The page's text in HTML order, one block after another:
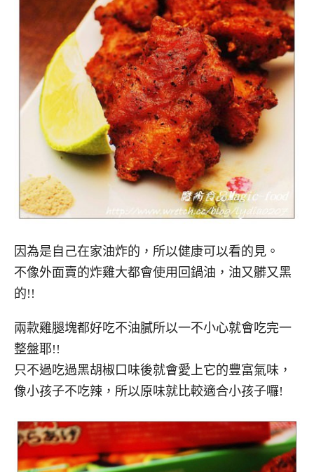
因為是自己在家油炸的，所以健康可以看的見。
不像外面賣的炸雞大都會使用回鍋油，油又髒又黑
的!!
兩款雞腿塊都好吃不油膩所以一不小心就會吃完一
整盤耶!!
只不過吃過黑胡椒口味後就會愛上它的豐富氣味，
像小孩子不吃辣，所以原味就比較適合小孩子囉!